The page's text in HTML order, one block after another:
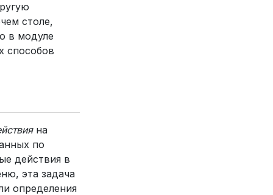
столе,
в модуле
способов
на
по
действия в
эта задача
определения